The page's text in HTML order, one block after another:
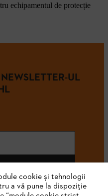
echipamentul de protecție
UL
cookie și tehnologii
a vă pune la dispoziție